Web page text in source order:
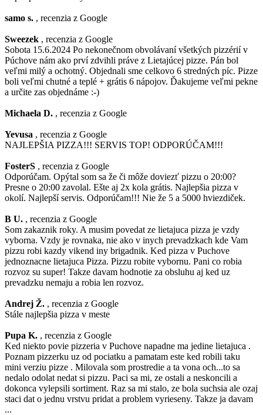
samo s. , recenzia z Google
Sweezek , recenzia z Google
Sobota 15.6.2024 Po nekonečnom obvolávaní všetkých pizzérií v
Púchove nám ako prví zdvihli práve z Lietajúcej pizze. Pán bol
veľmi milý a ochotný. Objednali sme celkovo 6 stredných píc. Pizze
boli veľmi chutné a teplé + grátis 6 nápojov. Ďakujeme veľmi pekne
a určite zas objednáme :-)
Michaela D. , recenzia z Google
Yevusa , recenzia z Google
NAJLEPŠIA PIZZA!!! SERVIS TOP! ODPORÚČAM!!!
FosterS , recenzia z Google
Odporúčam. Opýtal som sa že či môže doviezť pizzu o 20:00?
Presne o 20:00 zavolal. Ešte aj 2x kola grátis. Najlepšia pizza v
okolí. Najlepší servis. Odporúčam!!! Nie že 5 a 5000 hviezdiček.
B U. , recenzia z Google
Som zakaznik roky. A musim povedat ze lietajuca pizza je vzdy
vyborna. Vzdy je rovnaka, nie ako v inych prevadzkach kde Vam
pizzu robi kazdy vikend iny brigadnik. Ked pizza v Puchove
jednoznacne lietajuca Pizza. Pizzu robite vybornu. Pani co robia
rozvoz su super! Takze davam hodnotie za obsluhu aj ked uz
prevadzku nemaju a robia len rozvoz.
Andrej Ž. , recenzia z Google
Stále najlepšia pizza v meste
Pupa K. , recenzia z Google
Ked niekto povie pizzeria v Puchove napadne ma jedine lietajuca .
Poznam pizzerku uz od pociatku a pamatam este ked robili taku
mini verziu pizze . Milovala som prostredie a ta vona och...to sa
nedalo odolat nedat si pizzu. Paci sa mi, ze ostali a neskoncili a
dokonca vylepsili sortiment. Raz sa mi stalo, ze bola suchsia ale ozaj
staci dat o jednu vrstvu pridat a problem vyrieseny. Takze ja davam
...